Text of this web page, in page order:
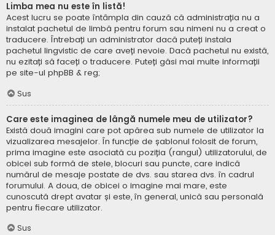
Limba mea nu este în listă!
Acest lucru se poate întâmpla din cauză că administrația nu a
instalat pachetul de limbă pentru forum sau nimeni nu a creat o
traducere. Întrebați un administrator dacă puteți instala
pachetul lingvistic de care aveți nevoie. Dacă pachetul nu există,
nu ezitați să faceți o traducere. Puteți găsi mai multe informații
pe site-ul phpBB & reg;
Sus
Care este imaginea de lângă numele meu de utilizator?
Există două imagini care pot apărea sub numele de utilizator la
vizualizarea mesajelor. În funcție de șablonul folosit de forum,
prima imagine este asociată cu poziția (rangul) utilizatorului, de
obicei sub formă de stele, blocuri sau puncte, care indică
numărul de mesaje postate de dvs. sau starea dvs. în cadrul
forumului. A doua, de obicei o imagine mai mare, este
cunoscută drept avatar și este, în general, unică sau personală
pentru fiecare utilizator.
Sus